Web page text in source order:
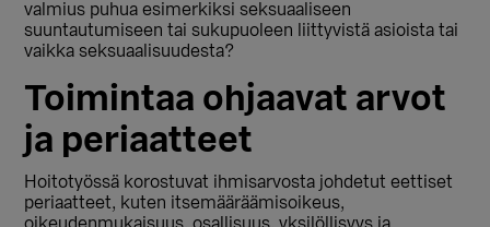
valmius puhua esimerkiksi seksuaaliseen
suuntautumiseen tai sukupuoleen liittyvistä asioista tai
vaikka seksuaalisuudesta?
Toimintaa ohjaavat arvot
ja periaatteet
Hoitotyössä korostuvat ihmisarvosta johdetut eettiset
periaatteet, kuten itsemääräämisoikeus,